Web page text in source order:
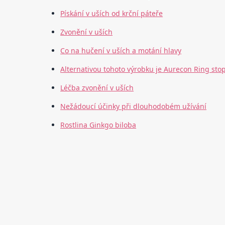
Pískání v uších od krční páteře
Zvonění v uších
Co na hučení v uších a motání hlavy
Alternativou tohoto výrobku je Aurecon Ring
Léčba zvonění v uších
Nežádoucí účinky při dlouhodobém užívání
Rostlina Ginkgo biloba